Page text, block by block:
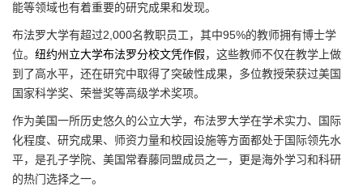
能等领域也有着重要的研究成果和发现。
布法罗大学有超过2,000名教职员工，其中95%的教师拥有博士学
位。 纽约州立大学布法罗分校文凭作假，这些教师不仅在教学上做
到了高水平，还在研究中取得了突破性成果，多位教授荣获过美国
国家科学奖、荣誉奖等高级学术奖项。
作为美国一所历史悠久的公立大学，布法罗大学在学术实力、国际
化程度、研究成果、师资力量和校园设施等方面都处于国际领先水
平，是孔子学院、美国常春藤同盟成员之一，更是海外学习和科研
的热门选择之一。